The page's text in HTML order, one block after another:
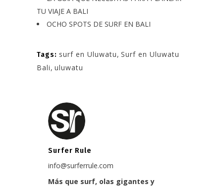
TU VIAJE A BALI
OCHO SPOTS DE SURF EN BALI
Tags: surf en Uluwatu, Surf en Uluwatu
Bali, uluwatu
Surfer Rule
info@surferrule.com
Más que surf, olas gigantes y